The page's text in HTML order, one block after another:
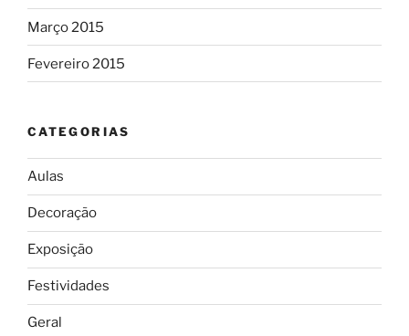
Março 2015
Fevereiro 2015
CATEGORIAS
Aulas
Decoração
Exposição
Festividades
Geral